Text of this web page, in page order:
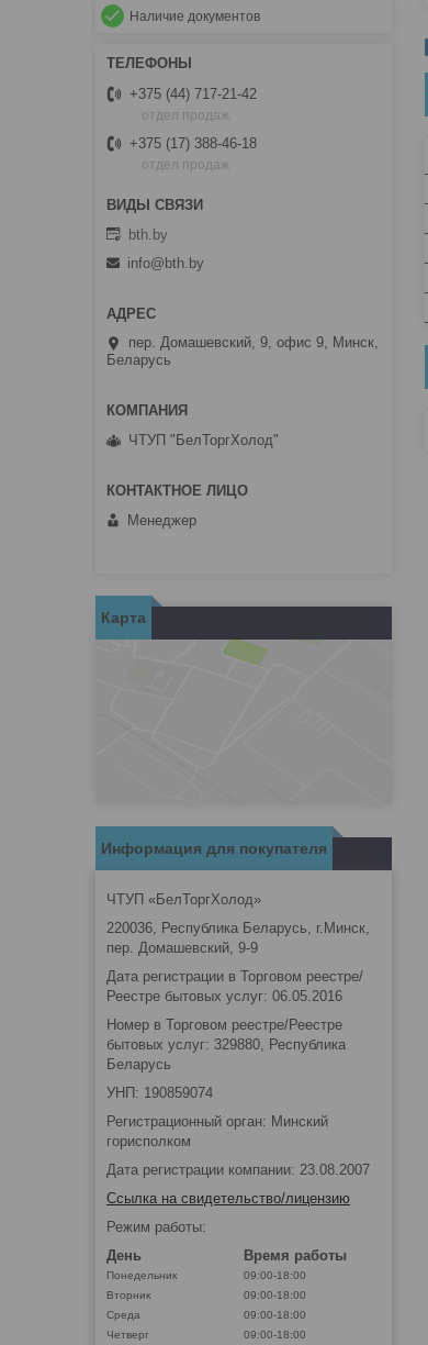
Наличие документов
+375 (44) 717-21-42
отдел продаж
+375 (17) 388-46-18
отдел продаж
bth.by
info@bth.by
пер. Домашевский, 9, офис 9, Минск,
Беларусь
ЧТУП "БелТоргХолод"
Менеджер
Карта
Информация для покупателя
ЧТУП «БелТоргХолод»
220036, Республика Беларусь, г.Минск,
пер. Домашевский, 9-9
Дата регистрации в Торговом реестре/
Реестре бытовых услуг: 06.05.2016
Номер в Торговом реестре/Реестре
бытовых услуг: 329880, Республика
Беларусь
УНП: 190859074
Регистрационный орган: Минский
горисполком
Дата регистрации компании: 23.08.2007
Ссылка на свидетельство/лицензию
Режим работы:
День
Время работы
Понедельник
09:00-18:00
Вторник
09:00-18:00
Среда
09:00-18:00
Четверг
09:00-18:00